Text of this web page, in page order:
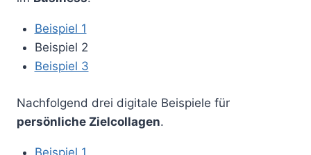
Beispiel 1
Beispiel 2
Beispiel 3
Nachfolgend drei digitale Beispiele für
persönliche Zielcollagen.
Beispiel 1